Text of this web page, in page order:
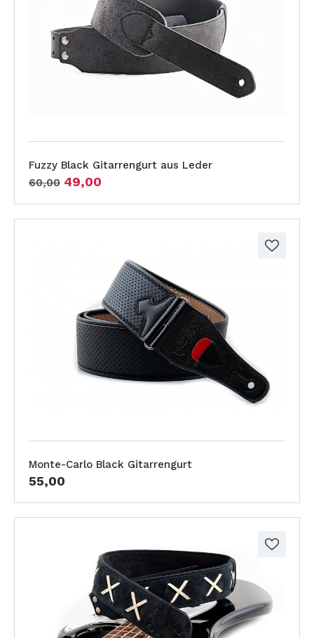
Fuzzy Black Gitarrengurt aus Leder
60,00 49,00
Monte-Carlo Black Gitarrengurt
55,00